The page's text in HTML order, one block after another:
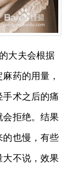
大夫会根据
药的用量，
术之后的痛
拒绝。结果
的也慢，有些
不说，效果